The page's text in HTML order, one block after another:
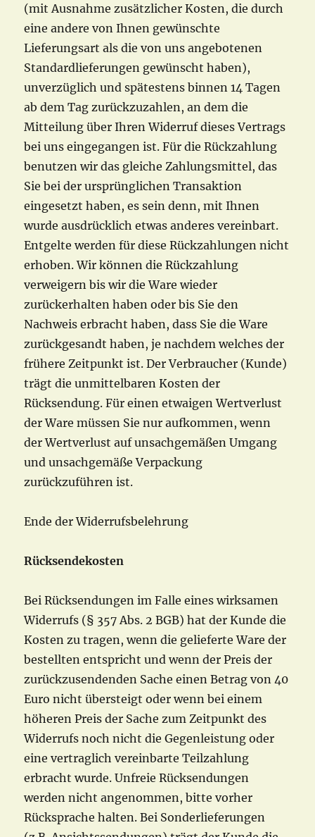
(mit Ausnahme zusätzlicher Kosten, die durch
eine andere von Ihnen gewünschte
Lieferungsart als die von uns angebotenen
Standardlieferungen gewünscht haben),
unverzüglich und spätestens binnen 14 Tagen
ab dem Tag zurückzuzahlen, an dem die
Mitteilung über Ihren Widerruf dieses Vertrags
bei uns eingegangen ist. Für die Rückzahlung
benutzen wir das gleiche Zahlungsmittel, das
Sie bei der ursprünglichen Transaktion
eingesetzt haben, es sein denn, mit Ihnen
wurde ausdrücklich etwas anderes vereinbart.
Entgelte werden für diese Rückzahlungen nicht
erhoben. Wir können die Rückzahlung
verweigern bis wir die Ware wieder
zurückerhalten haben oder bis Sie den
Nachweis erbracht haben, dass Sie die Ware
zurückgesandt haben, je nachdem welches der
frühere Zeitpunkt ist. Der Verbraucher (Kunde)
trägt die unmittelbaren Kosten der
Rücksendung. Für einen etwaigen Wertverlust
der Ware müssen Sie nur aufkommen, wenn
der Wertverlust auf unsachgemäßen Umgang
und unsachgemäße Verpackung
zurückzuführen ist.
Ende der Widerrufsbelehrung
Rücksendekosten
Bei Rücksendungen im Falle eines wirksamen
Widerrufs (§ 357 Abs. 2 BGB) hat der Kunde die
Kosten zu tragen, wenn die gelieferte Ware der
bestellten entspricht und wenn der Preis der
zurückzusendenden Sache einen Betrag von 40
Euro nicht übersteigt oder wenn bei einem
höheren Preis der Sache zum Zeitpunkt des
Widerrufs noch nicht die Gegenleistung oder
eine vertraglich vereinbarte Teilzahlung
erbracht wurde. Unfreie Rücksendungen
werden nicht angenommen, bitte vorher
Rücksprache halten. Bei Sonderlieferungen